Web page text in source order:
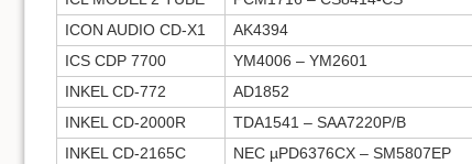
ICON AUDIO CD-X1
AK4394
ICS CDP 7700
YM4006 – YM2601
INKEL CD-772
AD1852
INKEL CD-2000R
TDA1541 – SAA7220P/B
INKEL CD-2165C
NEC µPD6376CX – SM5807EP